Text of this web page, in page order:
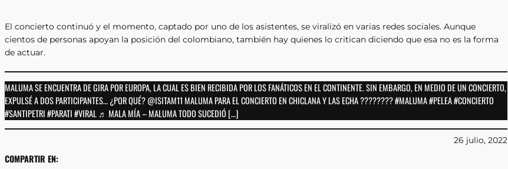
El concierto continuó y el momento, captado por uno de los asistentes, se viralizó en varias redes sociales. Aunque
cientos de personas apoyan la posición del colombiano, también hay quienes lo critican diciendo que esa no es la forma
de actuar.
MALUMA SE ENCUENTRA DE GIRA POR EUROPA, LA CUAL ES BIEN RECIBIDA POR LOS FANÁTICOS EN EL CONTINENTE. SIN EMBARGO, EN MEDIO DE UN CONCIERTO,
EXPULSÉ A DOS PARTICIPANTES… ¿POR QUÉ? @ISITAM11 MALUMA PARA EL CONCIERTO EN CHICLANA Y LAS ECHA ???????? #MALUMA #PELEA #CONCIERTO
#SANTIPETRI #PARATI #VIRAL ♬ MALA MÍA – MALUMA TODO SUCEDIÓ […]
COMPARTIR EN:
26 julio, 2022